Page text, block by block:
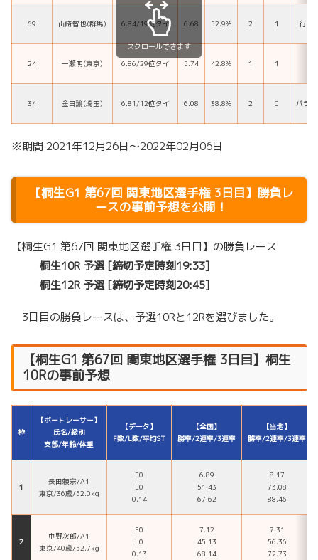
69 山崎智也(群馬) 6.84/19位タイ 6.68 52.9% ２ １ 行き
24 一瀬明(東京) 6.86/29位タイ 5.74 42.8% １ １
34 金田諭(埼玉) 6.81/12位タイ 6.08 38.8% ２ 0 バラ
スクロールできます
※期間 2021年12月26日～2022年02月06日
【桐生G1 第67回 関東地区選手権 3日目】勝負レ
ースの事前予想を公開！
【桐生G1 第67回 関東地区選手権 3日目】の勝負レース
桐生10R 予選 [締切予定時刻19:33]
桐生12R 予選 [締切予定時刻20:45]
3日目の勝負レースは、予選10Rと12Rを選びました。
【桐生G1 第67回 関東地区選手権 3日目】桐生
10Rの事前予想
枠
【ボートレーサー】
氏名/級別
支部/年齢/体重
【データ】
F数/L数/平均ST
【全国】
勝率/2連率/3連率
【当地】
勝率/2連率/3連率
１
長田頼宗/A1
東京/36歳/52.0kg
F0
L0
0.14
6.89
51.43
67.62
8.17
73.08
88.46
２
中野次郎/A1
東京/40歳/52.7kg
F0
L0
0.13
7.12
45.13
68.14
7.31
56.36
72.73